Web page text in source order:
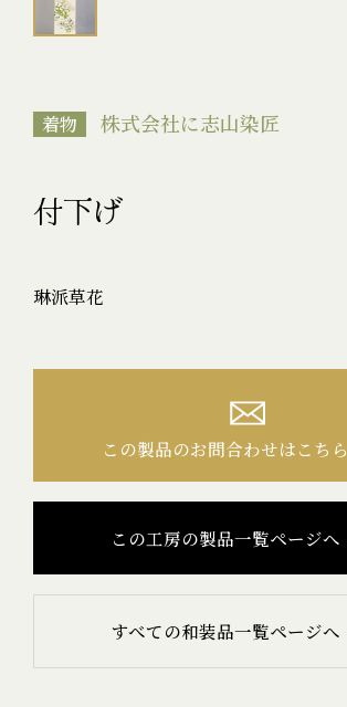
着物 株式会社に志山染匠
付下げ
琳派草花
この製品のお問合わせはこちら
この工房の製品一覧ページへ
すべての和装品一覧ページへ